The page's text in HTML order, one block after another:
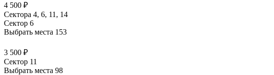
4 500 ₽
Сектора 4, 6, 11, 14
Сектор 6
Выбрать места 153
3 500 ₽
Сектор 11
Выбрать места 98